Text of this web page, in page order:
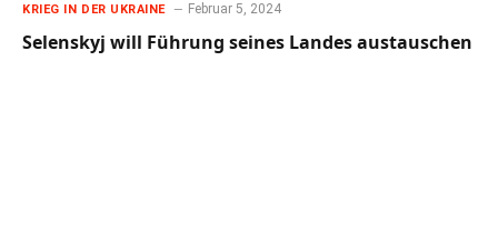
KRIEG IN DER UKRAINE Februar 5, 2024
Selenskyj will Führung seines Landes austauschen